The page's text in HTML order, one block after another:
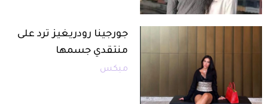
جورجينا رودريغيز ترد على
منتقدي جسمها
ميكس